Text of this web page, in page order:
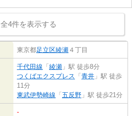
全4件を表示する
東京都足立区綾瀬 ４丁目
千代田線 「綾瀬 」駅 徒歩8分
つくばエクスプレス 「青井 」駅 徒歩
11分
東武伊勢崎線 「五反野 」駅 徒歩21分
-